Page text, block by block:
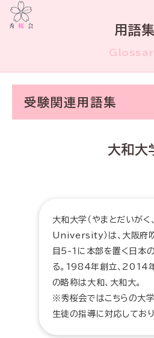
用語集
受験関連用語集
大和大
大和大学（やまとだいが
University）は、大阪府
目5-1に本部を置く日本
る。1984年創立、2014
の略称は大和、大和大。
※秀桜会ではこちらの大
生徒の指導に対応しており